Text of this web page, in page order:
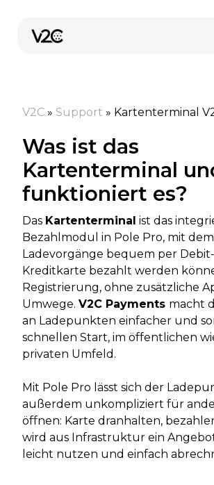
springen
Online-Shop
Installateur finden
V2C » Support » Kartenterminal
Was ist das
Kartenterminal
funktioniert es?
Das Kartenterminal ist das
Bezahlmodul in Pole Pro, mit dem
Ladevorgänge bequem per
Kreditkarte bezahlt werden
Registrierung, ohne zusätzliche
Umwege. V2C Payments macht
an Ladepunkten einfacher und
schnellen Start, im öffentlichen
privaten Umfeld.
Mit Pole Pro lässt sich der
außerdem unkompliziert für
öffnen: Karte dranhalten,
wird aus Infrastruktur ein
leicht nutzen und einfach